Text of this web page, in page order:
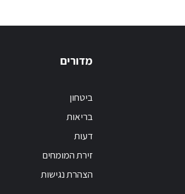
מדורים
ביטחון
בריאות
דעות
זירת המומחים
הצהרת נגישות